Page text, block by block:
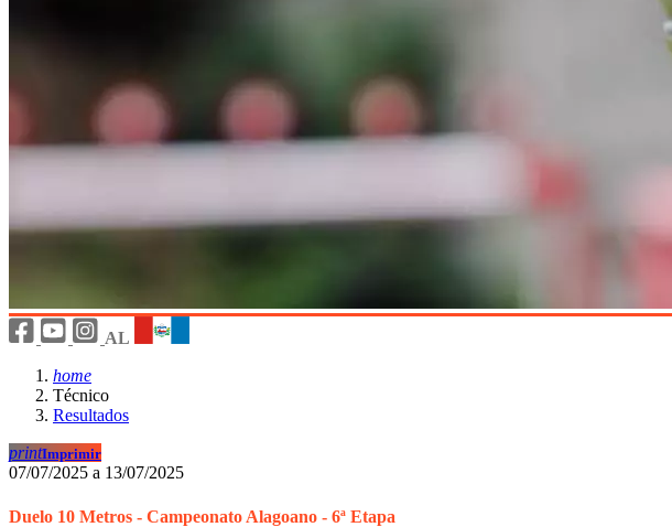
AL
home
Técnico
Resultados
printImprimir
07/07/2025 a 13/07/2025
Duelo 10 Metros - Campeonato Alagoano - 6ª Etapa